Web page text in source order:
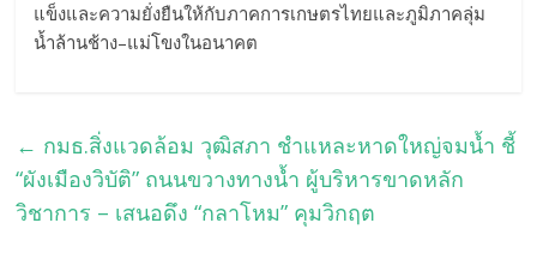
แข็งและความยั่งยืนให้กับภาคการเกษตรไทยและภูมิภาคลุ่ม
น้ำล้านช้าง–แม่โขงในอนาคต
← กมธ.สิ่งแวดล้อม วุฒิสภา ชำแหละหาดใหญ่จมน้ำ ชี้
“ผังเมืองวิบัติ” ถนนขวางทางน้ำ ผู้บริหารขาดหลัก
วิชาการ – เสนอดึง “กลาโหม” คุมวิกฤต